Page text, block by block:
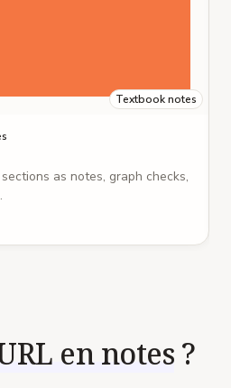
Textbook notes
as notes, graph checks,
en notes ?